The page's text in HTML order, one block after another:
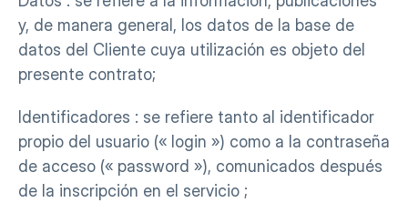
y, de manera general, los datos de la base de
datos del Cliente cuya utilización es objeto del
presente contrato;
Identificadores : se refiere tanto al identificador
propio del usuario (« login ») como a la contraseña
de acceso (« password »), comunicados después
de la inscripción en el servicio ;